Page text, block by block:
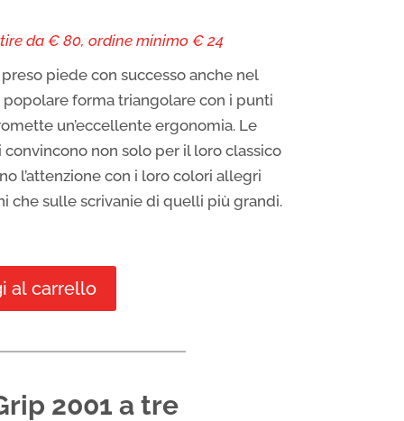
da € 80, ordine minimo € 24
piede con successo anche nel
forma triangolare con i punti
un’eccellente ergonomia. Le
non solo per il loro classico
l’attenzione con i loro colori allegri
che sulle scrivanie di quelli più grandi.
al carrello
2001 a tre